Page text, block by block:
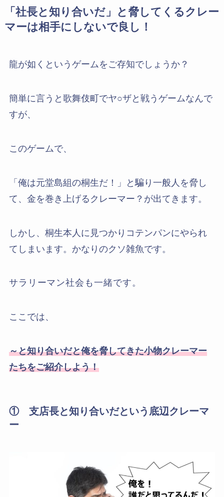
「社長と知り合いだ」と脅してくるクレー
マーは相手にしないで良し！
龍が如くというゲームをご存知でしょうか？
簡単に言うと歌舞伎町でヤ○ザと戦うゲームなんで
すが、
このゲームで、
「俺は元堂島組の桐生だ！」と騙り一般人を脅し
て、金を巻き上げるクレーマー？が出てきます。
しかし、桐生本人に見つかりコテンパンにやられ
てしまいます。かなりのクソ雑魚です。
サラリーマン社会も一緒です。
ここでは、
～と知り合いだと俺を脅してきた小物クレーマー
たちをご紹介しよう！
① 支店長と知り合いだという底辺クレーマ
ー